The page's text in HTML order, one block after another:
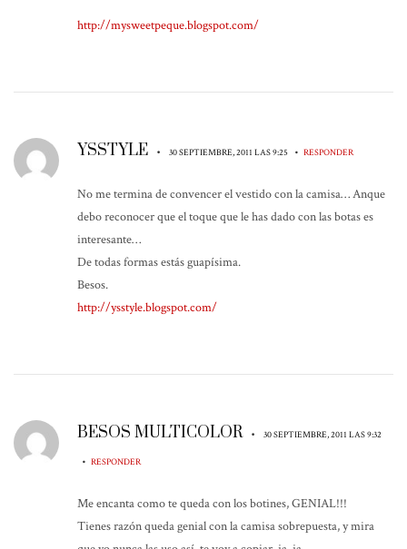
http://mysweetpeque.blogspot.com/
YSSTYLE • 30 SEPTIEMBRE, 2011 LAS 9:25 • RESPONDER
No me termina de convencer el vestido con la camisa… Anque
debo reconocer que el toque que le has dado con las botas es
interesante…
De todas formas estás guapísima.
Besos.
http://ysstyle.blogspot.com/
BESOS MULTICOLOR • 30 SEPTIEMBRE, 2011 LAS 9:32
• RESPONDER
Me encanta como te queda con los botines, GENIAL!!!
Tienes razón queda genial con la camisa sobrepuesta, y mira